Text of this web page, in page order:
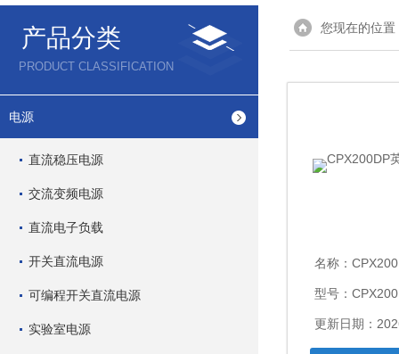
产品分类
PRODUCT CLASSIFICATION
电源
直流稳压电源
交流变频电源
直流电子负载
开关直流电源
可编程开关直流电源
实验室电源
您现在的位置
名称：
型号：
更新日期：